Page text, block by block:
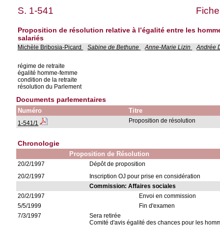
S. 1-541
Proposition de résolution relative à l’égalité entre les
salariés
Michèle Bribosia-Picard Sabine de Bethune Anne-Marie Lizin Andrée
régime de retraite
égalité homme-femme
condition de la retraite
résolution du Parlement
Documents parlementaires
Numéro Titre
1-541/1 Proposition de résolution
Chronologie
Proposition de Résolution
20/2/1997
Dépôt de proposition
20/2/1997
Inscription OJ pour prise en considération
Commission: Affaires sociales
20/2/1997
Envoi en commission
5/5/1999
Fin d'examen
7/3/1997
Sera retirée
Comité d'avis égalité des chances pour les